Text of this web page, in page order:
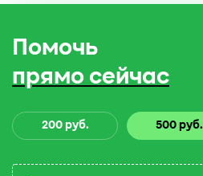
Помочь
прямо сейчас
200 руб. 500 руб.